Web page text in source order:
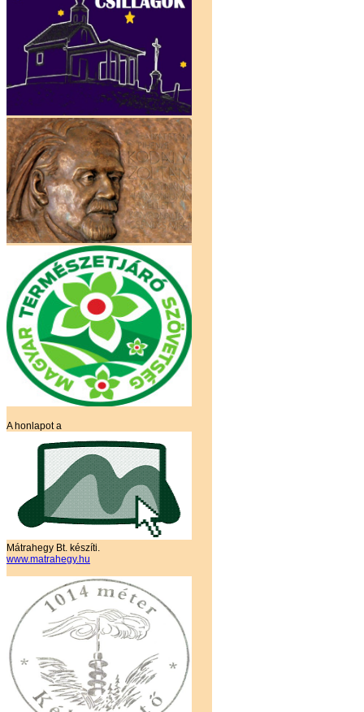
A honlapot a
Mátrahegy Bt. készíti.
www.matrahegy.hu